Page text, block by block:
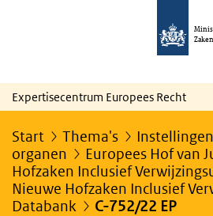
Zaken
Expertisecentrum Europees Recht
Start Thema's
organen
Europees Hof van
Hofzaken Inclusief
Nieuwe Hofzaken Inclusief
Databank
C-752/22 EP